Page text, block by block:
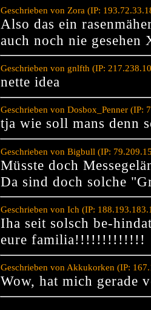
Geschrieben von Zora (IP:
Also das ein
auch noch nie gesehen
Geschrieben von gnlfth (IP:
nette idea
Geschrieben von Dosbox_Penner (IP:
tja wie soll mans denn
Geschrieben von Bigbull (IP:
Müsste doch
Da sind doch solche
Geschrieben von Ich (IP:
Iha seit solsch be-
eure familia!!!!!!!!!!!!!
Geschrieben von Akkukorken (IP:
Wow, hat mich gerade